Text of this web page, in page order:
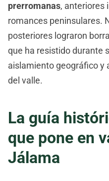
prerromanas, anteriores
romances peninsulares.
posteriores lograron
que ha resistido durante
aislamiento geográfico y
del valle.
La guía
que pone en
Jálama